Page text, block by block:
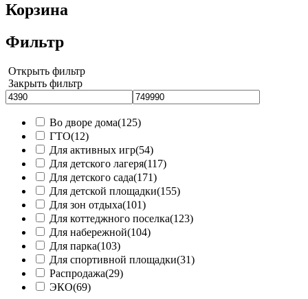
Корзина
Фильтр
Открыть фильтр
Закрыть фильтр
Во дворе дома(125)
ГТО(12)
Для активных игр(54)
Для детского лагеря(117)
Для детского сада(171)
Для детской площадки(155)
Для зон отдыха(101)
Для коттеджного поселка(123)
Для набережной(104)
Для парка(103)
Для спортивной площадки(31)
Распродажа(29)
ЭКО(69)